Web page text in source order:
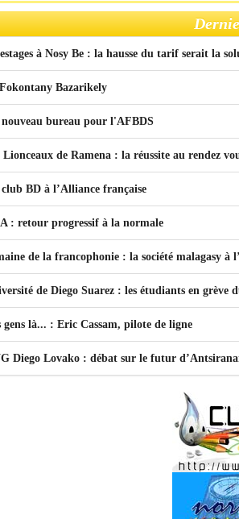
à Nosy Be : la hausse du tarif serait la
Bazarikely
bureau pour l'AFBDS
Lionceaux de Ramena : la réussite au rendez
BD à l’Alliance française
: retour progressif à la normale
de la francophonie : la société malagasy à
de Diego Suarez : les étudiants en grève
gens là... : Eric Cassam, pilote de ligne
Diego Lovako : débat sur le futur